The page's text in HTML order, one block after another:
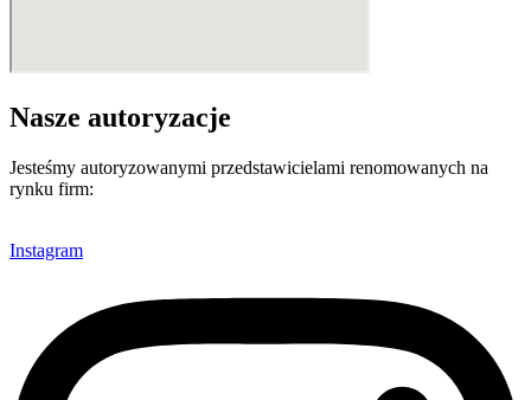
Nasze autoryzacje
Jesteśmy autoryzowanymi przedstawicielami renomowanych na
rynku firm:
Instagram